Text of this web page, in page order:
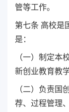
管等工作。
第七条 高校是
是：
（一）制定
新创业教育教
（二）负责
荐、过程管理